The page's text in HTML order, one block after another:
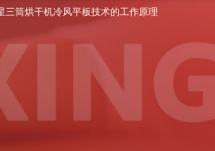
三筒烘干机冷风平板技术的工作原理